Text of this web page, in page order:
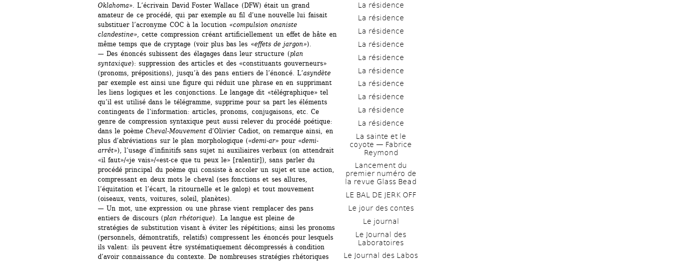
Oklahoma». L’écrivain David Foster Wallace (DFW) était un grand
amateur de ce procédé, qui par exemple au fil d’une nouvelle lui faisait
substituer l’acronyme COC à la locution «compulsion onaniste
clandestine», cette compression créant artificiellement un effet de hâte en
même temps que de cryptage (voir plus bas les «effets de jargon»).
— Des énoncés subissent des élagages dans leur structure (plan
syntaxique): suppression des articles et des «constituants gouverneurs»
(pronoms, prépositions), jusqu’à des pans entiers de l’énoncé. L’asyndète
par exemple est ainsi une figure qui réduit une phrase en en supprimant
les liens logiques et les conjonctions. Le langage dit «télégraphique» tel
qu’il est utilisé dans le télégramme, supprime pour sa part les éléments
contingents de l’information: articles, pronoms, conjugaisons, etc. Ce
genre de compression syntaxique peut aussi relever du procédé poétique:
dans le poème Cheval-Mouvementd’Olivier Cadiot, on remarque ainsi, en
plus d’abréviations sur le plan morphologique («demi-ar»pour «demi-
arrêt»), l’usage d’infinitifs sans sujet ni auxiliaires verbaux (on attendrait
«il faut»/«je vais»/«est-ce que tu peux le» [ralentir]), sans parler du
procédé principal du poème qui consiste à accoler un sujet et une action,
compressant en deux mots le cheval (ses fonctions et ses allures,
l’équitation et l’écart, la ritournelle et le galop) et tout mouvement
(oiseaux, vents, voitures, soleil, planètes).
— Un mot, une expression ou une phrase vient remplacer des pans
entiers de discours (plan rhétorique). La langue est pleine de
stratégies de substitution visant à éviter les répétitions; ainsi les pronoms
(personnels, démontratifs, relatifs) compressent les énoncés pour lesquels
ils valent: ils peuvent être systématiquement décompressés à condition
d’avoir connaissance du contexte. De nombreuses stratégies rhétoriques
La résidence
La résidence
La résidence
La résidence
La résidence
La résidence
La résidence
La résidence
La résidence
La résidence
La sainte et le
coyote — Fabrice
Reymond
Lancement du
premier numéro de
la revue Glass Bead
LE BAL DE JERK OFF
Le jour des contes
Le journal
Le Journal des
Laboratoires
Le Journal des Labos